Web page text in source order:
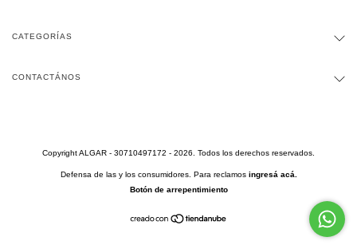
CATEGORÍAS
CONTACTÁNOS
Copyright ALGAR - 30710497172 - 2026. Todos los derechos reservados.
Defensa de las y los consumidores. Para reclamos ingresá acá.
Botón de arrepentimiento